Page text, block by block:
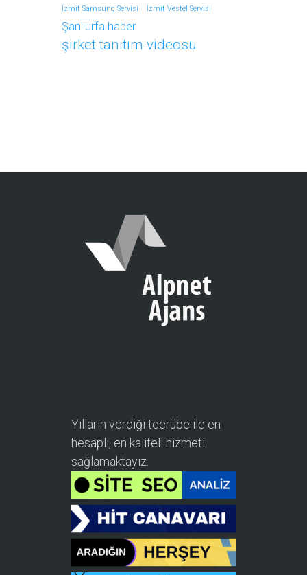
İzmit Samsung Servisi İzmit Vestel Servisi
Şanlıurfa haber
şirket tanıtım videosu
Yılların verdiği tecrübe ile en
hesaplı, en kaliteli hizmeti
sağlamaktayız.